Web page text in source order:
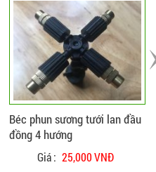
CHI TIẾT
Béc phun sương tưới lan đầu
đồng 4 hướng
Giá : 25,000 VNĐ
ĐẶT HÀNG